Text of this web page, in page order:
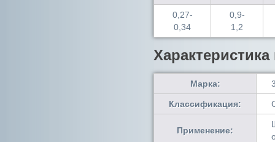
0,27-
0,34
0,9-
1,2
Марка:
Классификация:
Применение: